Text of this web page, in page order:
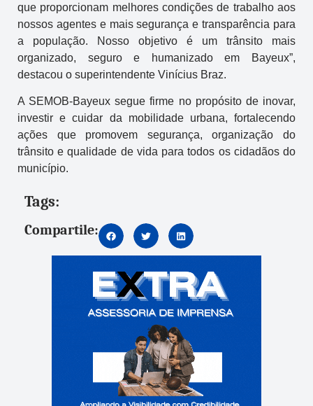
que proporcionam melhores condições de trabalho aos
nossos agentes e mais segurança e transparência para
a população. Nosso objetivo é um trânsito mais
organizado, seguro e humanizado em Bayeux”,
destacou o superintendente Vinícius Braz.
A SEMOB-Bayeux segue firme no propósito de inovar,
investir e cuidar da mobilidade urbana, fortalecendo
ações que promovem segurança, organização do
trânsito e qualidade de vida para todos os cidadãos do
município.
Tags:
Compartile: